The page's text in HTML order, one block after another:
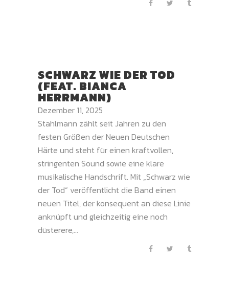
SCHWARZ WIE DER TOD
(FEAT. BIANCA
HERRMANN)
Dezember 11, 2025
Stahlmann zählt seit Jahren zu den
festen Größen der Neuen Deutschen
Härte und steht für einen kraftvollen,
stringenten Sound sowie eine klare
musikalische Handschrift. Mit „Schwarz wie
der Tod“ veröffentlicht die Band einen
neuen Titel, der konsequent an diese Linie
anknüpft und gleichzeitig eine noch
düsterere,...